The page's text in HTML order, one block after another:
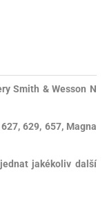
Smith & Wesson N
629, 657, Magna
jakékoliv další